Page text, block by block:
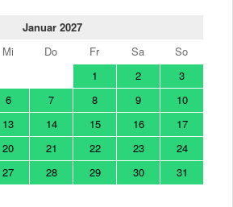
Januar 2027
Mi Do Fr Sa
So
1
2
3
6 7 8 9
10
13 14 15 16
17
20 21 22 23
24
27 28 29 30 31